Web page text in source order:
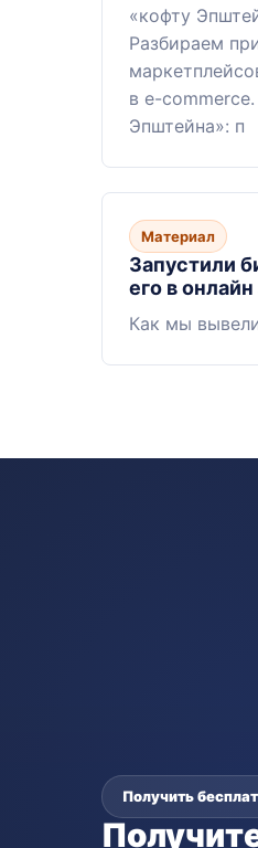
«кофту
Разбираем
в e-
Эпштейна»: п
Материал
Запустили
его в
Как мы
Получить